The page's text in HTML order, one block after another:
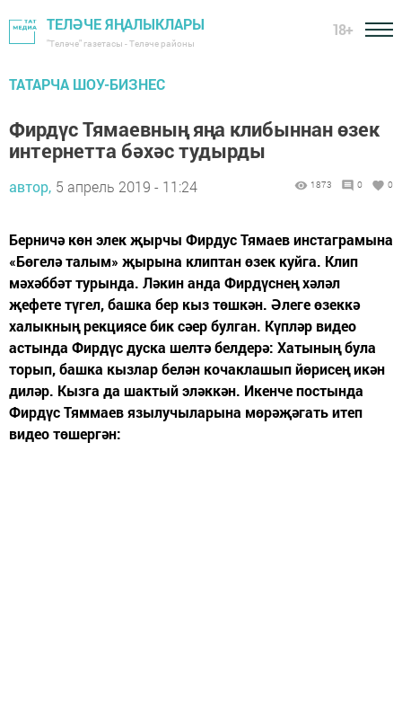
ТЕЛӘЧЕ ЯҢАЛЫКЛАРЫ
"Теләче" газетасы - Теләче районы
18+
ТАТАРЧА ШОУ-БИЗНЕС
Фирдүс Тямаевның яңа клибыннан өзек
интернетта бәхәс тудырды
автор, 5 апрель 2019 - 11:24 1873 0 0
Берничә көн элек җырчы Фирдус Тямаев инстаграмына
«Бөгелә талым» җырына клиптан өзек куйга. Клип
мәхәббәт турында. Ләкин анда Фирдүснең хәләл
җефете түгел, башка бер кыз төшкән. Әлеге өзеккә
халыкның рекциясе бик сәер булган. Күпләр видео
астында Фирдүс дуска шелтә белдерә: Хатының була
торып, башка кызлар белән кочаклашып йөрисең икән
диләр. Кызга да шактый эләккән. Икенче постында
Фирдүс Тяммаев язылучыларына мөрәҗәгать итеп
видео төшергән: